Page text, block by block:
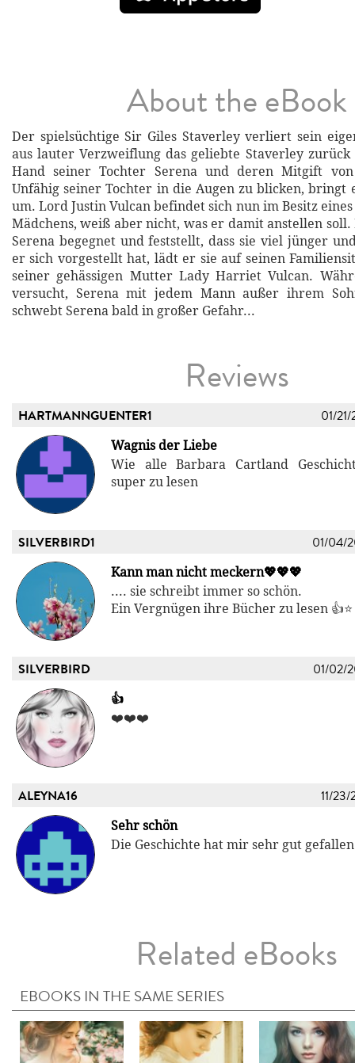
About the eBook
Der spielsüchtige Sir Giles Staverley verliert sein
aus lauter Verzweiflung das geliebte Staverley
Hand seiner Tochter Serena und deren Mitgift von
Unfähig seiner Tochter in die Augen zu blicken, bringt
um. Lord Justin Vulcan befindet sich nun im Besitz eines
Mädchens, weiß aber nicht, was er damit anstellen
Serena begegnet und feststellt, dass sie viel jünger
er sich vorgestellt hat, lädt er sie auf seinen
seiner gehässigen Mutter Lady Harriet Vulcan.
versucht, Serena mit jedem Mann außer ihrem
schwebt Serena bald in großer Gefahr...
Reviews
HARTMANNGUENTER1 01/
Wagnis der Liebe
Wie alle Barbara Cartland
super zu lesen
SILVERBIRD1 01/04/
Kann man nicht meckern💖💖💖
.... sie schreibt immer so schön.
Ein Vergnügen ihre Bücher zu lesen 👍⭐
SILVERBIRD 01/02/
👍
❤️❤️❤️
ALEYNA16 11/23/
Sehr schön
Die Geschichte hat mir sehr gut
Related eBooks
EBOOKS IN THE SAME SERIES